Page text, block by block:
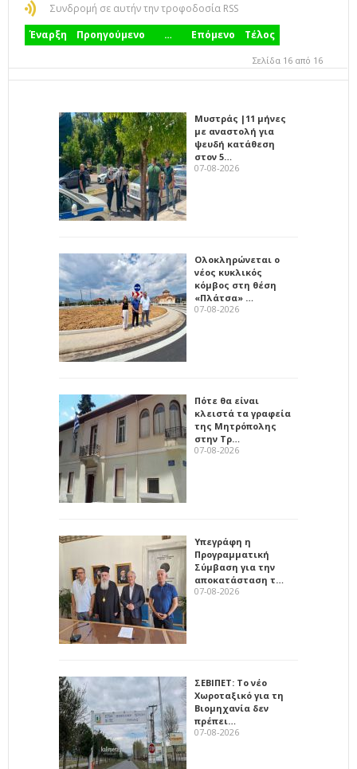
Συνδρομή σε αυτήν την τροφοδοσία RSS
Έναρξη
Προηγούμενο … Επόμενο Τέλος
Σελίδα 16 από 16
Μυστράς |11 μήνες
με αναστολή για
ψευδή κατάθεση
στον 5…
07-08-2026
Ολοκληρώνεται ο
νέος κυκλικός
κόμβος στη θέση
«Πλάτσα» …
07-08-2026
Πότε θα είναι
κλειστά τα γραφεία
της Μητρόπολης
στην Τρ…
07-08-2026
Υπεγράφη η
Προγραμματική
Σύμβαση για την
αποκατάσταση τ…
07-08-2026
ΣΕΒΙΠΕΤ: Το νέο
Χωροταξικό για τη
Βιομηχανία δεν
πρέπει…
07-08-2026